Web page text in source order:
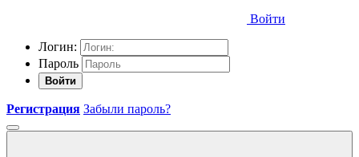
Войти
Логин:
Пароль
Войти
Регистрация Забыли пароль?